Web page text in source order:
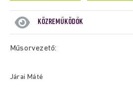
KÖZREMŰKÖDŐK
Műsorvezető:
Járai Máté